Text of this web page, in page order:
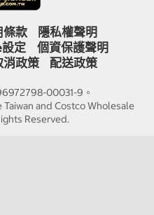
條款
隱私權聲明
定
個資保護聲明
消政策 配送政策
00031-9。
and Costco Wholesale
Reserved.